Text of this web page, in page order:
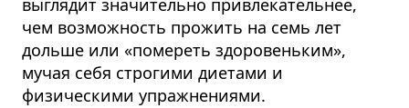
выглядит значительно привлекательнее,
чем возможность прожить на семь лет
дольше или «помереть здоровеньким»,
мучая себя строгими диетами и
физическими упражнениями.